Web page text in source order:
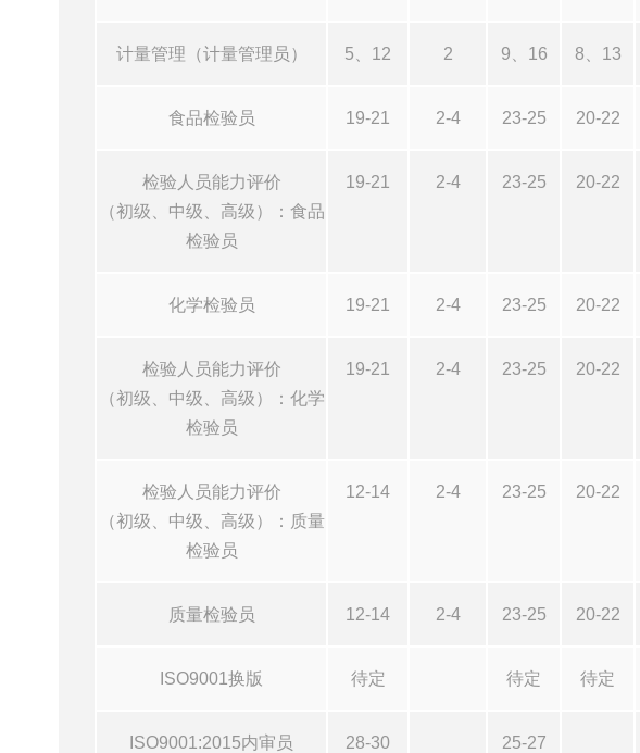
计量管理（计量管理员） 5、12 2 9、16 8、13
食品检验员 19-21 2-4 23-25 20-22
检验人员能力评价
（初级、中级、高级）：食品
检验员
19-21 2-4 23-25 20-22
化学检验员 19-21 2-4 23-25 20-22
检验人员能力评价
（初级、中级、高级）：化学
检验员
19-21 2-4 23-25 20-22
检验人员能力评价
（初级、中级、高级）：质量
检验员
12-14 2-4 23-25 20-22
质量检验员 12-14 2-4 23-25 20-22
ISO9001换版 待定 待定 待定
ISO9001:2015内审员 28-30 25-27